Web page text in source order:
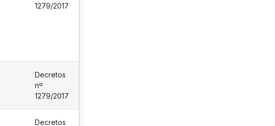
1279/2017
Decretos
nº
1279/2017
Decretos